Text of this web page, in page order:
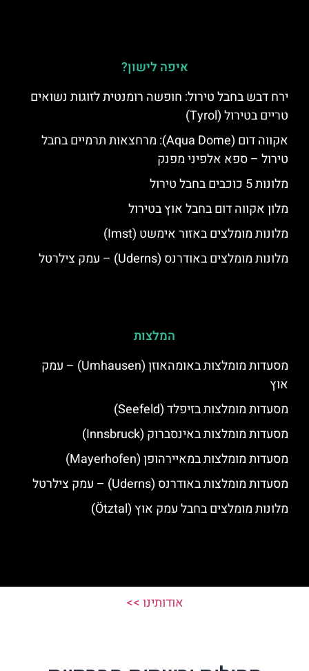
איפה לישון?
ירח דבש בחבל טירול: חופשה רומנטית לזוגות נשואים
טריים בטירול (Tyrol)
אקווה דום (Aqua Dome): מרחצאות תרמיים בחבל
טירול – ספא אלפיני מפנק
מלונות 5 כוכבים בחבל טירול
מלון אקווה דום בחבל אוץ בטירול
מלונות מומלצים באזור אימשט (Imst)
מלונות מומלצים באודרנס (Uderns) – עמק צילרטל
המלצות
מסעדות מומלצות באומהאוזן (Umhausen) – עמק
אוץ
מסעדות מומלצות בזיפלד (Seefeld)
מסעדות מומלצות באינסברוק (Innsbruck)
מסעדות מומלצות במאיירהופן (Mayerhofen)
מסעדות מומלצות באודרנס (Uderns) – עמק צילרטל
מלונות מומלצים בחבל עמק אוץ (Ötztal)
אודותינו >>